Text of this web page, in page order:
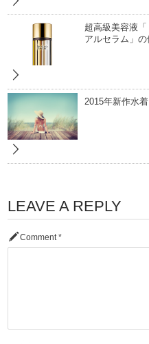
超高級美容液
アルセラム」の
2015年新作水
LEAVE A REPLY
Comment *